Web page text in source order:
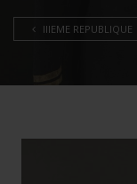
IIIEME REPUBLIQUE